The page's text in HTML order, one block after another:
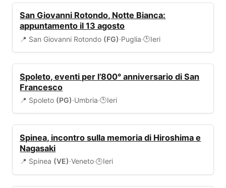
San Giovanni Rotondo, Notte Bianca:
appuntamento il 13 agosto
📍 San Giovanni Rotondo (FG)·Puglia·🕒Ieri
Spoleto, eventi per l’800° anniversario di San
Francesco
📍 Spoleto (PG)·Umbria·🕒Ieri
Spinea, incontro sulla memoria di Hiroshima e
Nagasaki
📍 Spinea (VE)·Veneto·🕒Ieri